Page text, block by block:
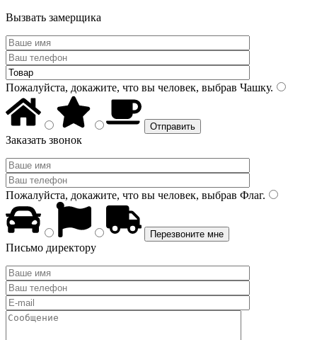
Вызвать замерщика
Пожалуйста, докажите, что вы человек, выбрав Чашку.
Заказать звонок
Пожалуйста, докажите, что вы человек, выбрав Флаг.
Письмо директору